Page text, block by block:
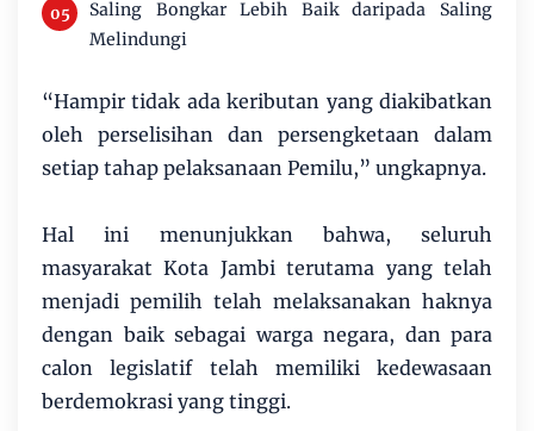
Saling Bongkar Lebih Baik daripada Saling
Melindungi
“Hampir tidak ada keributan yang diakibatkan
oleh perselisihan dan persengketaan dalam
setiap tahap pelaksanaan Pemilu,” ungkapnya.
Hal ini menunjukkan bahwa, seluruh
masyarakat Kota Jambi terutama yang telah
menjadi pemilih telah melaksanakan haknya
dengan baik sebagai warga negara, dan para
calon legislatif telah memiliki kedewasaan
berdemokrasi yang tinggi.